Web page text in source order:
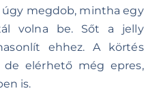
megdob, mintha egy
volna be. Sőt a jelly
ehhez. A körtés
de elérhető még epres,
is.